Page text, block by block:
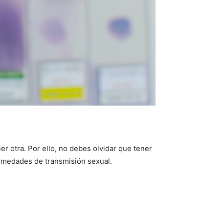
otra. Por ello, no debes olvidar que tener
de transmisión sexual.